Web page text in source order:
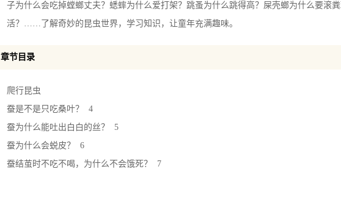
子为什么会吃掉螳螂丈夫？蟋蟀为什么爱打架？跳蚤为什么跳得高？屎壳螂为什么要滚
活？……了解奇妙的昆虫世界，学习知识，让童年充满趣味。
章节目录
爬行昆虫
蚕是不是只吃桑叶？ 4
蚕为什么能吐出白白的丝？ 5
蚕为什么会蜕皮？ 6
蚕结茧时不吃不喝，为什么不会饿死？ 7